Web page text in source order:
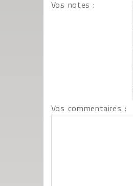
Vos notes :
Vos commentaires :